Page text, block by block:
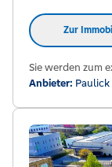
Zur
Sie werden zum
Anbieter: